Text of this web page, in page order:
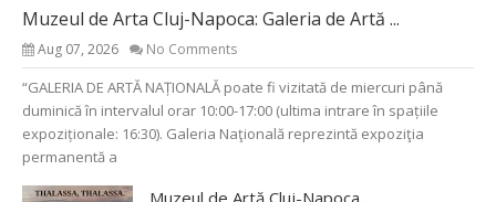
Muzeul de Arta Cluj-Napoca: Galeria de Artă ...
Aug 07, 2026 No Comments
“GALERIA DE ARTĂ NAȚIONALĂ poate fi vizitată de miercuri până
duminică în intervalul orar 10:00-17:00 (ultima intrare în spațiile
expoziționale: 16:30). Galeria Naţională reprezintă expoziţia
permanentă a
Muzeul de Artă Cluj-Napoca...